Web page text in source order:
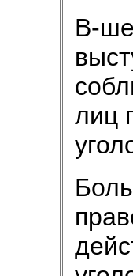
В-
лиц